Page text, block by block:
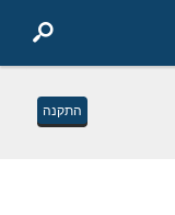
התקנה